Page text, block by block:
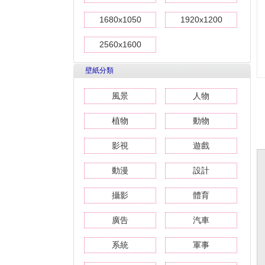
1680x1050 1920x1200
2560x1600
壁紙分類
風景 人物
植物 動物
影視 遊戲
動漫 設計
攝影 體育
廣告 汽車
系統 軍事